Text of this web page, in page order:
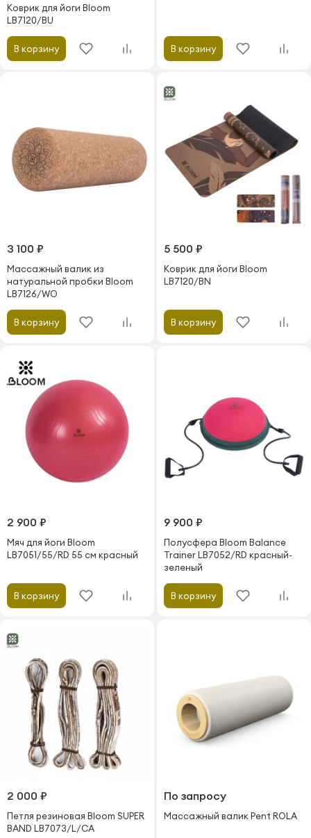
Коврик для йоги Bloom
LB7120/BU
В корзину В корзину
3 100 ₽
Массажный валик из
натуральной пробки Bloom
LB7126/WO
В корзину
5 500 ₽
Коврик для йоги Bloom
LB7120/BN
В корзину
2 900 ₽
Мяч для йоги Bloom
LB7051/55/RD 55 см красный
В корзину
9 900 ₽
Полусфера Bloom Balance
Trainer LB7052/RD красный-
зеленый
В корзину
2 000 ₽
Петля резиновая Bloom SUPER
BAND LB7073/L/CA
По запросу
Массажный валик Pent ROLA